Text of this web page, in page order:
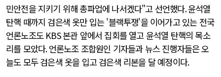
민안전을 지키기 위해 총파업에 나서겠다"고 선언했다.윤석열
탄핵 때까지 검은색 옷만 입는 '블랙투쟁'을 이어가고 있는 전국
언론노조도 KBS본관 앞에서 집회를 열고 윤석열 탄핵의 목소
리를 모았다.언론노조 조합원인 기자들과 뉴스 진행자들은 오
늘도 모두 검은색 옷을 입고 검은색 리본을 달 예정이다.